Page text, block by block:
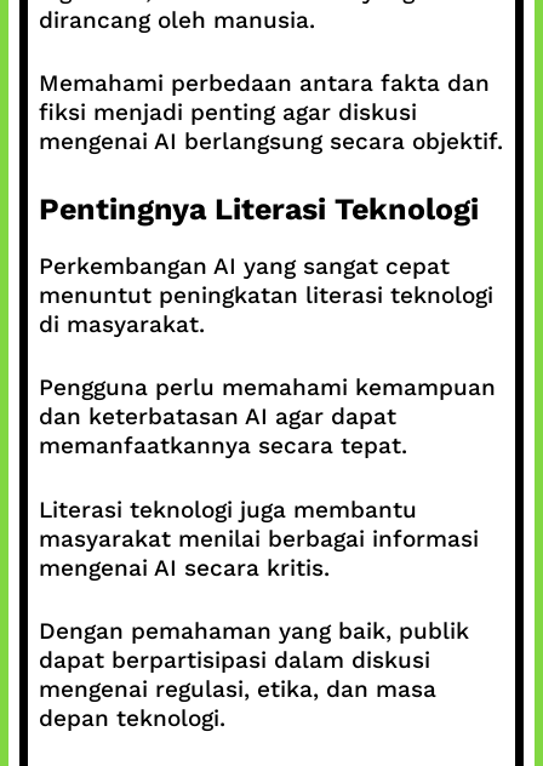
dirancang oleh manusia.
Memahami perbedaan antara fakta dan
fiksi menjadi penting agar diskusi
mengenai AI berlangsung secara objektif.
Pentingnya Literasi Teknologi
Perkembangan AI yang sangat cepat
menuntut peningkatan literasi teknologi
di masyarakat.
Pengguna perlu memahami kemampuan
dan keterbatasan AI agar dapat
memanfaatkannya secara tepat.
Literasi teknologi juga membantu
masyarakat menilai berbagai informasi
mengenai AI secara kritis.
Dengan pemahaman yang baik, publik
dapat berpartisipasi dalam diskusi
mengenai regulasi, etika, dan masa
depan teknologi.